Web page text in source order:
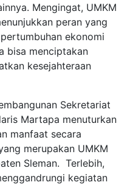
Mengingat, UMKM
peran yang
ekonomi
bisa menciptakan
kesejahteraan
Sekretariat
Martapa menuturkan
manfaat secara
merupakan UMKM
Sleman. Terlebih,
kegiatan